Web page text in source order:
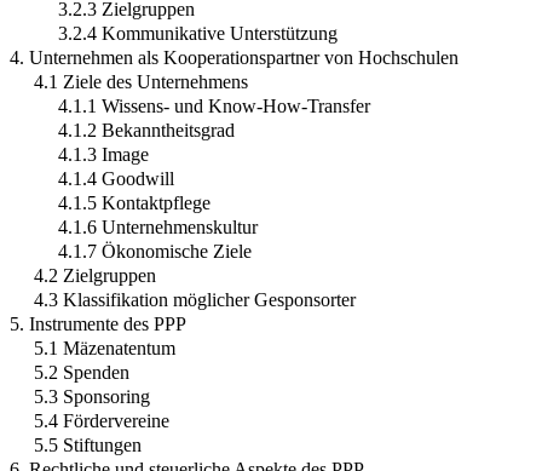
3.2.3 Zielgruppen
3.2.4 Kommunikative Unterstützung
4. Unternehmen als Kooperationspartner von Hochschulen
4.1 Ziele des Unternehmens
4.1.1 Wissens- und Know-How-Transfer
4.1.2 Bekanntheitsgrad
4.1.3 Image
4.1.4 Goodwill
4.1.5 Kontaktpflege
4.1.6 Unternehmenskultur
4.1.7 Ökonomische Ziele
4.2 Zielgruppen
4.3 Klassifikation möglicher Gesponsorter
5. Instrumente des PPP
5.1 Mäzenatentum
5.2 Spenden
5.3 Sponsoring
5.4 Fördervereine
5.5 Stiftungen